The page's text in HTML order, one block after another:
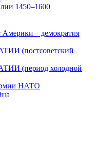
1450–1600
– демократия
(постсоветский
(период холодной
НАТО